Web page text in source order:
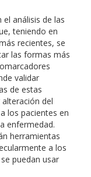
análisis de las
teniendo en
recientes, se
las formas más
validar
de estas
del
los pacientes en
enfermedad.
herramientas
a los
puedan usar